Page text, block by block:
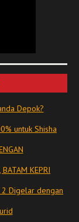
Depok?
untuk Shisha
KEPRI
2 Digelar dengan